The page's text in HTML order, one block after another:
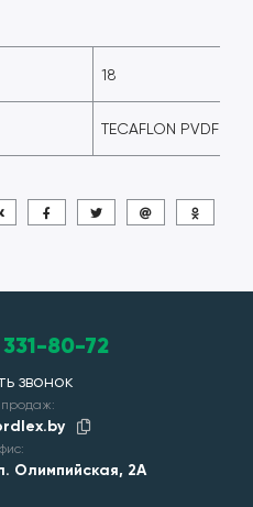
18
TECAFLON PVDF
331-80-72
звонок
Олимпийская, 2А